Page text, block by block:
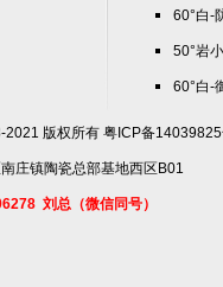
60°白-
50°岩
60°白-
2021 版权所有 粤ICP备
庄镇陶瓷总部基地西区B01
刘总（微信同号）